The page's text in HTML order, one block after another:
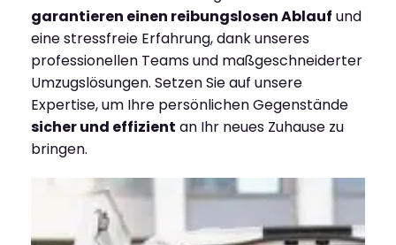
garantieren einen reibungslosen Ablauf und
eine stressfreie Erfahrung, dank unseres
professionellen Teams und maßgeschneiderter
Umzugslösungen. Setzen Sie auf unsere
Expertise, um Ihre persönlichen Gegenstände
sicher und effizient an Ihr neues Zuhause zu
bringen.